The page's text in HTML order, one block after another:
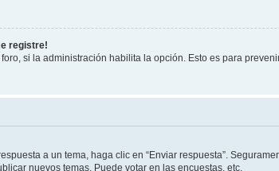
registre!
si la administración habilita la opción. Esto es para
a un tema, haga clic en “Enviar respuesta”.
nuevos temas, Puede votar en las encuestas, etc.